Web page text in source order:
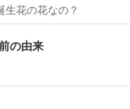
生花の花なの？
の由来